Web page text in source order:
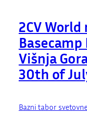
2CV
Basecamp
Višnja
30th of
Bazni tabor